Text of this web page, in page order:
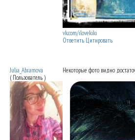
vk.com/ilovekiki
Ответить Цитировать
Julia_Abramova
( Пользователь )
Некоторые фото видно